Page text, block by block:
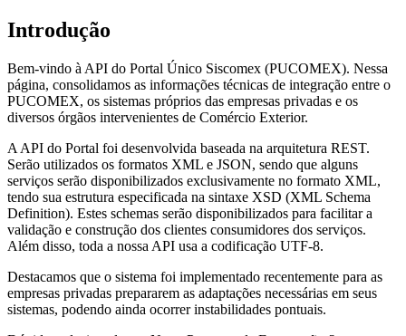
Introdução
Bem-vindo à API do Portal Único Siscomex (PUCOMEX). Nessa
página, consolidamos as informações técnicas de integração entre o
PUCOMEX, os sistemas próprios das empresas privadas e os
diversos órgãos intervenientes de Comércio Exterior.
A API do Portal foi desenvolvida baseada na arquitetura REST.
Serão utilizados os formatos XML e JSON, sendo que alguns
serviços serão disponibilizados exclusivamente no formato XML,
tendo sua estrutura especificada na sintaxe XSD (XML Schema
Definition). Estes schemas serão disponibilizados para facilitar a
validação e construção dos clientes consumidores dos serviços.
Além disso, toda a nossa API usa a codificação UTF-8.
Destacamos que o sistema foi implementado recentemente para as
empresas privadas prepararem as adaptações necessárias em seus
sistemas, podendo ainda ocorrer instabilidades pontuais.